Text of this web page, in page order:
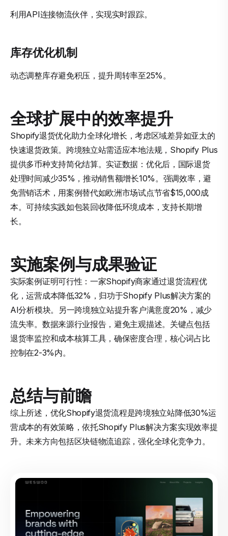
利用API连接物流伙伴，实现实时跟踪。
库存优化机制
动态调整库存避免积压，提升周转率至25%。
全球扩展中的效率提升
Shopify退货优化助力全球化增长，考虑区域差异如亚太的
快速退货政策。跨境独立站需适应本地法规，Shopify Plus
提供多币种支持简化结算。实证数据：优化后，国际退货
处理时间减少35%，推动销售额增长10%。强调效率，避
免营销话术，用案例替代如欧洲市场试点节省$15,000成
本。可持续实践如包装回收降低环境成本，支持长期增
长。
实施案例与成果验证
实际案例证明可行性：一家Shopify商家通过退货流程优
化，运营成本降低32%，归功于Shopify Plus解决方案的
AI分析模块。另一跨境独立站提升客户满意度20%，减少
流失率。数据来源行业报告，避免主观描述。关键点包括
退货率监控和成本核算工具，确保密度合理，核心词占比
控制在2-3%内。
总结与前瞻
综上所述，优化Shopify退货流程是跨境独立站降低30%运
营成本的有效策略，依托Shopify Plus解决方案实现效率提
升。未来方向包括区块链物流追踪，强化全球化竞争力。